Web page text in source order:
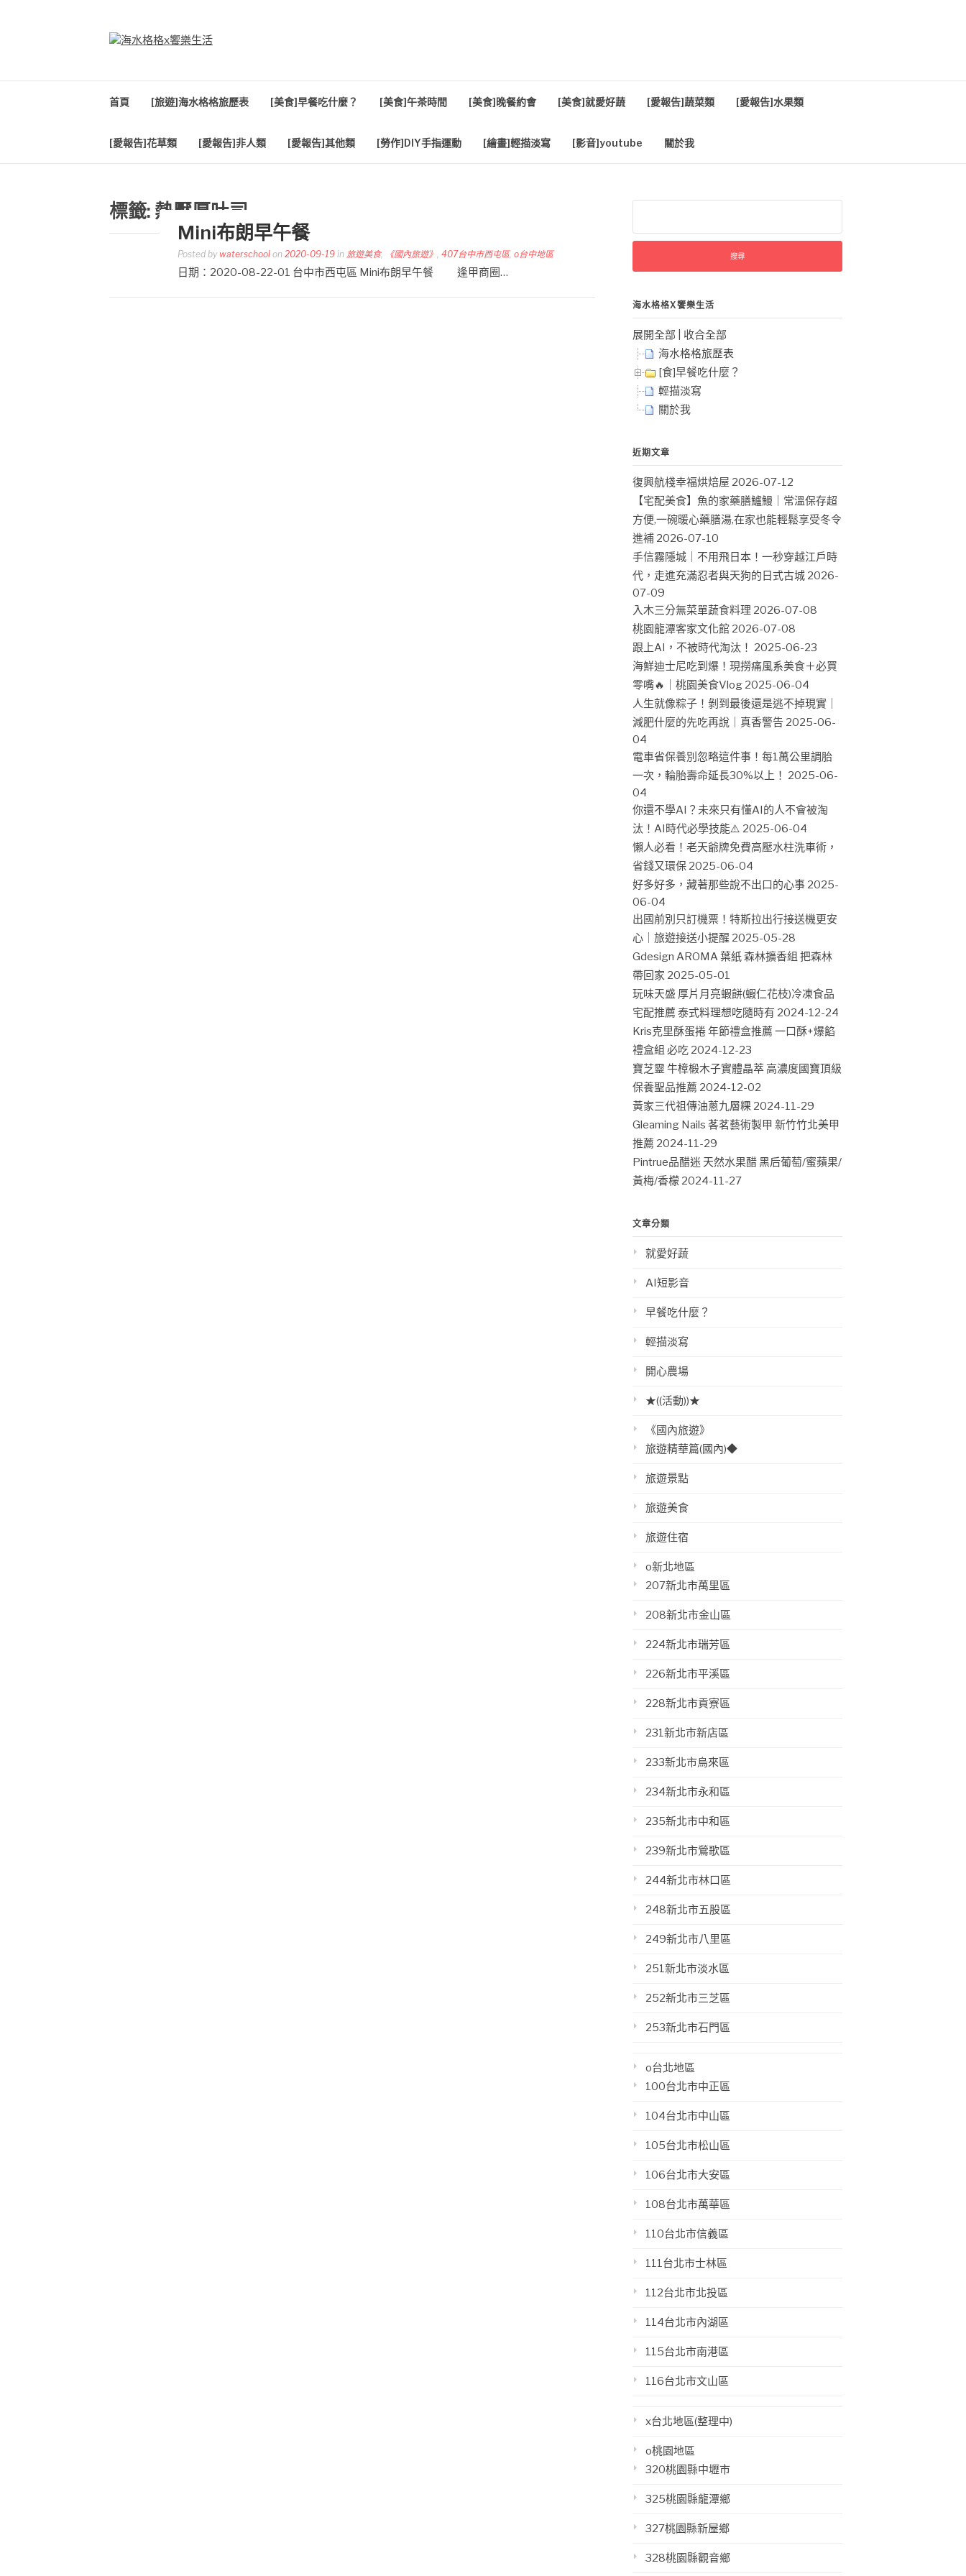
首頁 [旅遊]海水格格旅歷表 [美食]早餐吃什麼？ [美食]午茶時間 [美食]晚餐約會 [美食]就愛好蔬 [愛報告]蔬菜類 [愛報告]水果類
[愛報告]花草類 [愛報告]非人類 [愛報告]其他類 [勞作]DIY手指運動 [繪畫]輕描淡寫 [影音]youtube 關於我
標籤: 熱壓厚吐司
Mini布朗早午餐
Posted by waterschool on 2020-09-19 in 旅遊美食, 《國內旅遊》 , 407台中市西屯區, o台中地區
日期：2020-08-22-01 台中市西屯區 Mini布朗早午餐 逢甲商圈…
關
字:
海水格格X饗樂生活
展開全部
收合全部
海水格格旅歷表
[食]早餐吃什麼？
輕描淡寫
關於我
近期文章
復興航棧幸福烘焙屋 2026-07-12
【宅配美食】魚的家藥膳鱸鰻｜常溫保存超
方便,一碗暖心藥膳湯,在家也能輕鬆享受冬令
進補 2026-07-10
手信霧隱城｜不用飛日本！一秒穿越江戶時
代，走進充滿忍者與天狗的日式古城 2026-
07-09
入木三分無菜單蔬食料理 2026-07-08
桃園龍潭客家文化館 2026-07-08
跟上AI，不被時代淘汰！ 2025-06-23
海鮮迪士尼吃到爆！現撈痛風系美食＋必買
零嘴🔥｜桃園美食Vlog 2025-06-04
人生就像粽子！剝到最後還是逃不掉現實｜
減肥什麼的先吃再說｜真香警告 2025-06-
04
電車省保養別忽略這件事！每1萬公里調胎
一次，輪胎壽命延長30%以上！ 2025-06-
04
你還不學AI？未來只有懂AI的人不會被淘
汰！AI時代必學技能⚠️ 2025-06-04
懶人必看！老天爺牌免費高壓水柱洗車術，
省錢又環保 2025-06-04
好多好多，藏著那些說不出口的心事 2025-
06-04
出國前別只訂機票！特斯拉出行接送機更安
心｜旅遊接送小提醒 2025-05-28
Gdesign AROMA 葉紙 森林擴香組 把森林
帶回家 2025-05-01
玩味天盛 厚片月亮蝦餅(蝦仁花枝)冷凍食品
宅配推薦 泰式料理想吃隨時有 2024-12-24
Kris克里酥蛋捲 年節禮盒推薦 一口酥+爆餡
禮盒組 必吃 2024-12-23
寶芝靈 牛樟椴木子實體晶萃 高濃度國寶頂級
保養聖品推薦 2024-12-02
黃家三代祖傳油蔥九層粿 2024-11-29
Gleaming Nails 茖茗藝術製甲 新竹竹北美甲
推薦 2024-11-29
Pintrue品醋迷 天然水果醋 黑后葡萄/蜜蘋果/
黃梅/香檬 2024-11-27
文章分類
就愛好蔬
AI短影音
早餐吃什麼？
輕描淡寫
開心農場
★((活動))★
《國內旅遊》
旅遊精華篇(國內)◆
旅遊景點
旅遊美食
旅遊住宿
o新北地區
207新北市萬里區
208新北市金山區
224新北市瑞芳區
226新北市平溪區
228新北市貢寮區
231新北市新店區
233新北市烏來區
234新北市永和區
235新北市中和區
239新北市鶯歌區
244新北市林口區
248新北市五股區
249新北市八里區
251新北市淡水區
252新北市三芝區
253新北市石門區
o台北地區
100台北市中正區
104台北市中山區
105台北市松山區
106台北市大安區
108台北市萬華區
110台北市信義區
111台北市士林區
112台北市北投區
114台北市內湖區
115台北市南港區
116台北市文山區
x台北地區(整理中)
o桃園地區
320桃園縣中壢市
325桃園縣龍潭鄉
327桃園縣新屋鄉
328桃園縣觀音鄉